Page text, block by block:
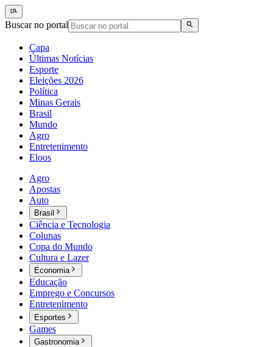
Buscar no portal
Capa
Últimas Notícias
Esporte
Eleições 2026
Política
Minas Gerais
Brasil
Mundo
Agro
Entretenimento
Eloos
Agro
Apostas
Auto
Brasil
Ciência e Tecnologia
Colunas
Copa do Mundo
Cultura e Lazer
Economia
Educação
Emprego e Concursos
Entretenimento
Esportes
Games
Gastronomia